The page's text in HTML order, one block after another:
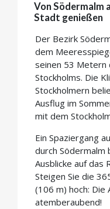
Von Södermalm
Stadt genießen
Der Bezirk
dem
seinen 53 Metern
Stockholms. Die
Stockholmern
Ausflug im
mit dem
Ein Spaziergang
durch
Ausblicke auf das
Steigen Sie die
(106 m) hoch: Die
atemberaubend!